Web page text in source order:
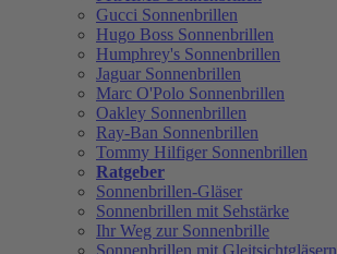
Gucci Sonnenbrillen
Hugo Boss Sonnenbrillen
Humphrey's Sonnenbrillen
Jaguar Sonnenbrillen
Marc O'Polo Sonnenbrillen
Oakley Sonnenbrillen
Ray-Ban Sonnenbrillen
Tommy Hilfiger Sonnenbrillen
Ratgeber
Sonnenbrillen-Gläser
Sonnenbrillen mit Sehstärke
Ihr Weg zur Sonnenbrille
Sonnenbrillen mit Gleitsichtgläsern